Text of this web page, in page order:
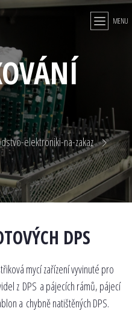
MENU
elektroniki-na-zakaz
DPS
mycí zařízení vyvinuté pro
z DPS a pájecích rámů, pájecí
a chybně natištěných DPS.